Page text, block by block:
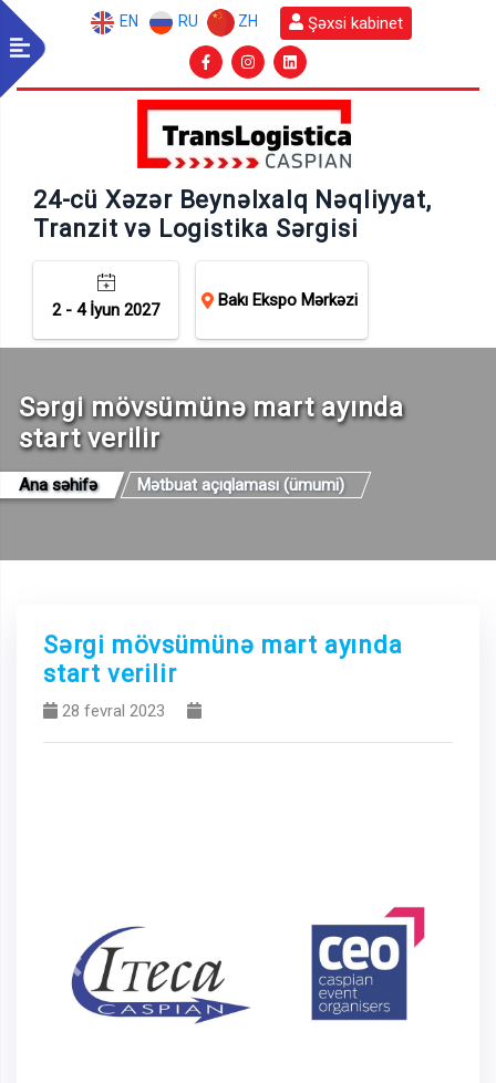
EN RU ZH Şəxsi kabinet
24-cü Xəzər Beynəlxalq Nəqliyyat,
Tranzit və Logistika Sərgisi
2 - 4 İyun 2027 Bakı Ekspo Mərkəzi
Sərgi mövsümünə mart ayında
start verilir
Ana səhifə Mətbuat açıqlaması (ümumi)
Sərgi mövsümünə mart ayında
start verilir
28 fevral 2023
Previous